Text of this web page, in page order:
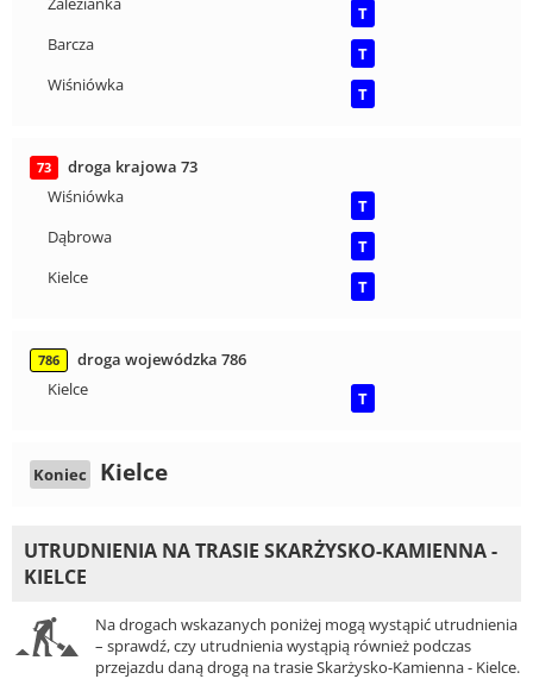
T
Barcza
T
Wiśniówka
T
73
droga krajowa 73
Wiśniówka
T
Dąbrowa
T
Kielce
T
786
droga wojewódzka 786
Kielce
T
Koniec Kielce
UTRUDNIENIA NA TRASIE SKARŻYSKO-KAMIENNA -
KIELCE
Na drogach wskazanych poniżej mogą wystąpić utrudnienia
– sprawdź, czy utrudnienia wystąpią również podczas
przejazdu daną drogą na trasie Skarżysko-Kamienna - Kielce.